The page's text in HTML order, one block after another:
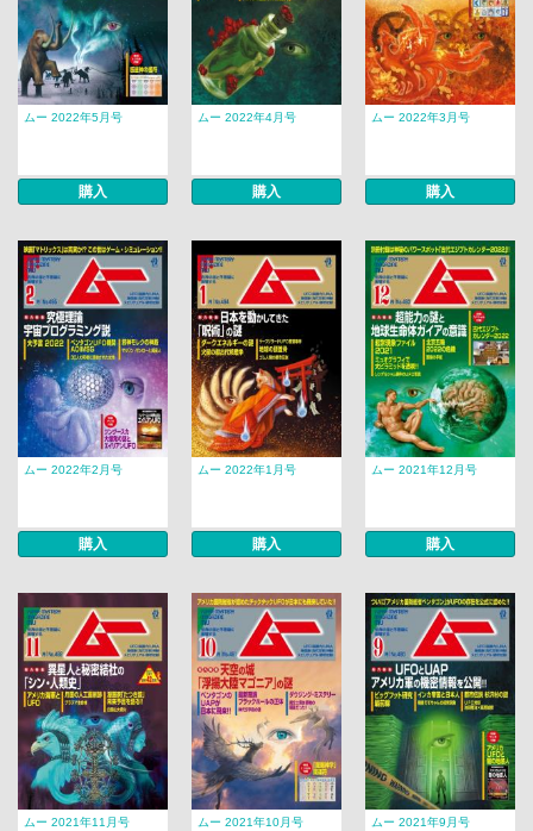
ムー 2022年5月号
購入
ムー 2022年4月号
購入
ムー 2022年3月号
購入
ムー 2022年2月号
購入
ムー 2022年1月号
購入
ムー 2021年12月号
購入
ムー 2021年11月号 ムー 2021年10月号 ムー 2021年9月号